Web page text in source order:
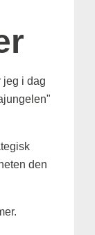
jeg i dag
den